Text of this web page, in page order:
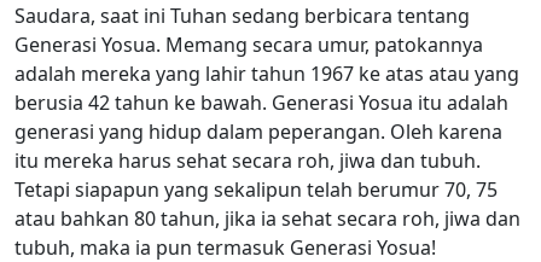
Saudara, saat ini Tuhan sedang berbicara tentang
Generasi Yosua. Memang secara umur, patokannya
adalah mereka yang lahir tahun 1967 ke atas atau yang
berusia 42 tahun ke bawah. Generasi Yosua itu adalah
generasi yang hidup dalam peperangan. Oleh karena
itu mereka harus sehat secara roh, jiwa dan tubuh.
Tetapi siapapun yang sekalipun telah berumur 70, 75
atau bahkan 80 tahun, jika ia sehat secara roh, jiwa dan
tubuh, maka ia pun termasuk Generasi Yosua!